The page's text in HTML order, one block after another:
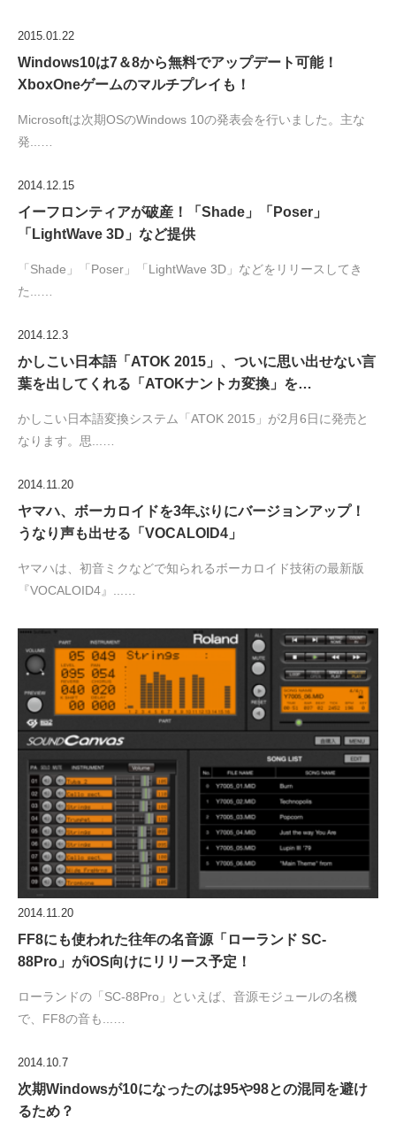
2015.01.22
Windows10は7＆8から無料でアップデート可能！
XboxOneゲームのマルチプレイも！
Microsoftは次期OSのWindows 10の発表会を行いました。主な
発...…
2014.12.15
イーフロンティアが破産！「Shade」「Poser」
「LightWave 3D」など提供
「Shade」「Poser」「LightWave 3D」などをリリースしてき
た...…
2014.12.3
かしこい日本語「ATOK 2015」、ついに思い出せない言
葉を出してくれる「ATOKナントカ変換」を…
かしこい日本語変換システム「ATOK 2015」が2月6日に発売と
なります。思...…
2014.11.20
ヤマハ、ボーカロイドを3年ぶりにバージョンアップ！
うなり声も出せる「VOCALOID4」
ヤマハは、初音ミクなどで知られるボーカロイド技術の最新版
『VOCALOID4』...…
2014.11.20
FF8にも使われた往年の名音源「ローランド SC-
88Pro」がiOS向けにリリース予定！
ローランドの「SC-88Pro」といえば、音源モジュールの名機
で、FF8の音も...…
2014.10.7
次期Windowsが10になったのは95や98との混同を避け
るため？